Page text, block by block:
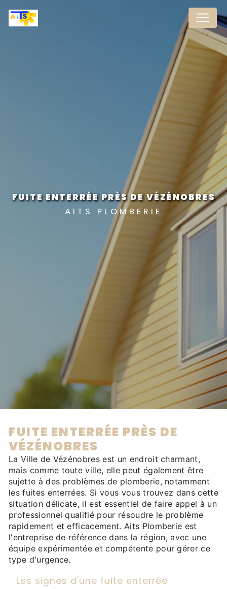
FUITE ENTERRÉE PRÈS DE VÉZÉNOBRES
AITS PLOMBERIE
FUITE ENTERRÉE PRÈS DE
VÉZÉNOBRES
La Ville de Vézénobres est un endroit charmant,
mais comme toute ville, elle peut également être
sujette à des problèmes de plomberie, notamment
les fuites enterrées. Si vous vous trouvez dans cette
situation délicate, il est essentiel de faire appel à un
professionnel qualifié pour résoudre le problème
rapidement et efficacement. Aits Plomberie est
l'entreprise de référence dans la région, avec une
équipe expérimentée et compétente pour gérer ce
type d'urgence.
Les signes d'une fuite enterrée